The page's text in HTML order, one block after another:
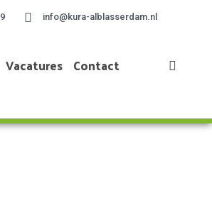
info@kura-alblasserdam.nl
Vacatures Contact